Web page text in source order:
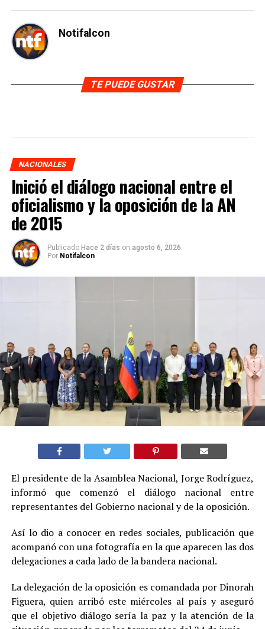
Notifalcon
TE PUEDE GUSTAR
NACIONALES
Inició el diálogo nacional entre el
oficialismo y la oposición de la AN
de 2015
Publicado Hace 2 días on agosto 6, 2026
Por Notifalcon
El presidente de la Asamblea Nacional, Jorge Rodríguez,
informó que comenzó el diálogo nacional entre
representantes del Gobierno nacional y de la oposición.
Así lo dio a conocer en redes sociales, publicación que
acompañó con una fotografía en la que aparecen las dos
delegaciones a cada lado de la bandera nacional.
La delegación de la oposición es comandada por Dinorah
Figuera, quien arribó este miércoles al país y aseguró
que el objetivo diálogo sería la paz y la atención de la